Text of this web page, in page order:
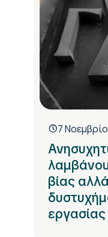
7
βίας
εργασίας